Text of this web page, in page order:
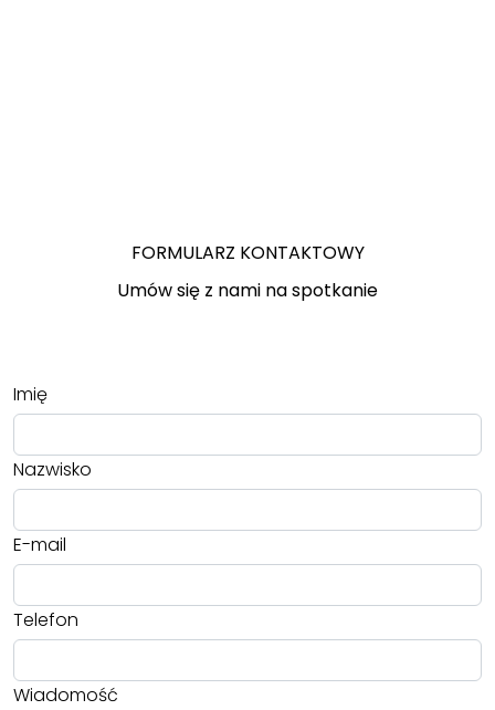
FORMULARZ KONTAKTOWY
Umów się z nami na spotkanie
Imię
Nazwisko
E-mail
Telefon
Wiadomość